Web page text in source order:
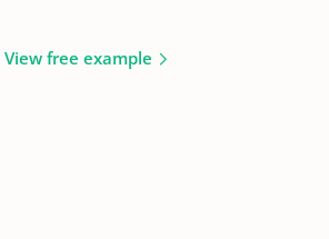
View free example